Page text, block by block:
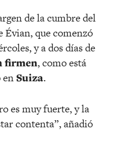
de la cumbre del
Évian, que comenzó
y a dos días de
firmen, como está
en Suiza.
es muy fuerte, y la
contenta”, añadió